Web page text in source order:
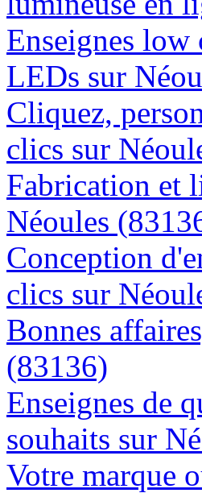
Enseignes low
LEDs sur
Cliquez,
clics sur
Fabrication et
Néoules
Conception
clics sur
Bonnes
(83136)
Enseignes de
souhaits sur
Votre marque